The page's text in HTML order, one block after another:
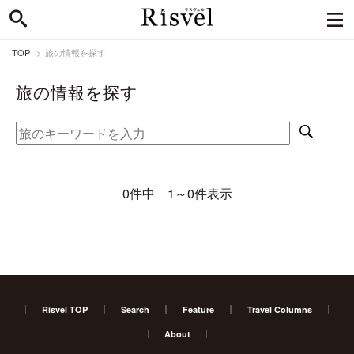
TOP 旅の情報を探す
旅の情報を探す
0件中 1～0件表示
Risvel TOP Search Feature Travel Columns
About